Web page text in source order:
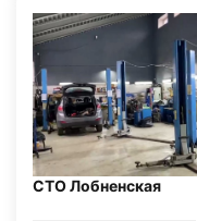
СТО Лобненская